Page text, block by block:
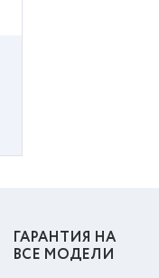
ГАРАНТИЯ НА
ВСЕ МОДЕЛИ